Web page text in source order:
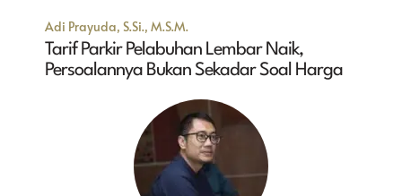
Adi Prayuda, S.Si., M.S.M.
Tarif Parkir Pelabuhan Lembar Naik,
Persoalannya Bukan Sekadar Soal Harga